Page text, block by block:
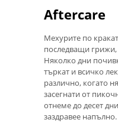
Aftercare
Мехурите по
последващи
Няколко дни
търкат и всичко
различно, когато
засегнати от
отнеме до десет
заздравее напълно.